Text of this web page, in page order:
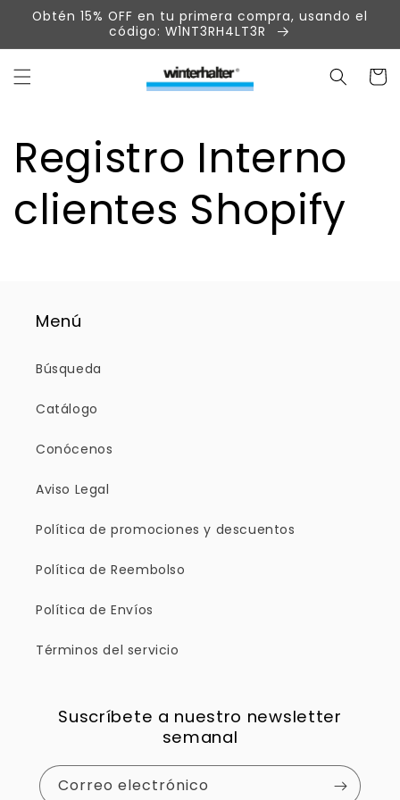
directamente
Obtén 15% OFF en tu primera compra, usando el
código: W1NT3RH4LT3R
Carrito
Registro Interno
clientes Shopify
Menú
Búsqueda
Catálogo
Conócenos
Aviso Legal
Política de promociones y descuentos
Política de Reembolso
Política de Envíos
Términos del servicio
Suscríbete a nuestro newsletter
semanal
Correo electrónico